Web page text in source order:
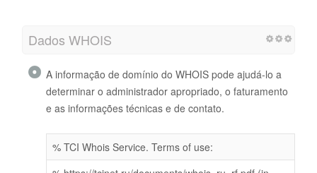
Dados WHOIS
A informação de domínio do WHOIS pode ajudá-lo a
determinar o administrador apropriado, o faturamento
e as informações técnicas e de contato.
% TCI Whois Service. Terms of use: